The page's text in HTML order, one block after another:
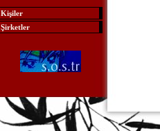
Kişiler
Şirketler